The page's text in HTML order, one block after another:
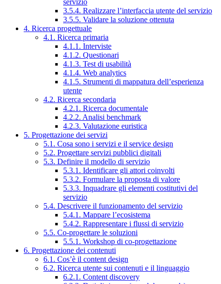
3.5.4. Realizzare l’interfaccia utente del servizio
3.5.5. Validare la soluzione ottenuta
4. Ricerca progettuale
4.1. Ricerca primaria
4.1.1. Interviste
4.1.2. Questionari
4.1.3. Test di usabilità
4.1.4. Web analytics
4.1.5. Strumenti di mappatura dell’esperienza
utente
4.2. Ricerca secondaria
4.2.1. Ricerca documentale
4.2.2. Analisi benchmark
4.2.3. Valutazione euristica
5. Progettazione dei servizi
5.1. Cosa sono i servizi e il service design
5.2. Progettare servizi pubblici digitali
5.3. Definire il modello di servizio
5.3.1. Identificare gli attori coinvolti
5.3.2. Formulare la proposta di valore
5.3.3. Inquadrare gli elementi costitutivi del
servizio
5.4. Descrivere il funzionamento del servizio
5.4.1. Mappare l’ecosistema
5.4.2. Rappresentare i flussi di servizio
5.5. Co-progettare le soluzioni
5.5.1. Workshop di co-progettazione
6. Progettazione dei contenuti
6.1. Cos’è il content design
6.2. Ricerca utente sui contenuti e il linguaggio
6.2.1. Content discovery